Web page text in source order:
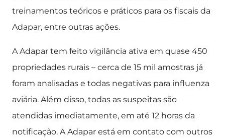
treinamentos teóricos e práticos para os fiscais da
Adapar, entre outras ações.
A Adapar tem feito vigilância ativa em quase 450
propriedades rurais – cerca de 15 mil amostras já
foram analisadas e todas negativas para influenza
aviária. Além disso, todas as suspeitas são
atendidas imediatamente, em até 12 horas da
notificação. A Adapar está em contato com outros